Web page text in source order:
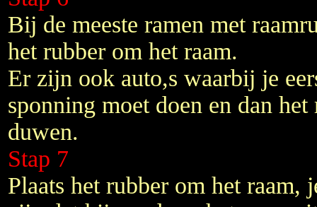
Bij de meeste ramen met
het rubber om het raam.
Er zijn ook auto,s waarbij je
sponning moet doen en dan
duwen.
Stap 7
Plaats het rubber om het raam,